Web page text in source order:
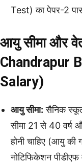
Test) का पेपर-2 पास
आयु सीमा और
Chandrapur
Salary)
आयु सीमा: सैनिक
सीमा 21 से 40 वर्ष
होनी चाहिए (आयु की
नोटिफिकेशन पीडीएफ